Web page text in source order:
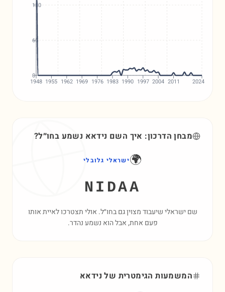
1948 1955 1962 1969 1976 1983 1990 1997 2004 2011 2024
0
65
130
מבחן הדרכון: איך השם נידאא נשמע בחו״ל?
🌍ישראלי גלובלי
NIDAA
שם ישראלי שיעבוד מצוין גם בחו״ל. אולי תצטרכו לאיית אותו
פעם אחת, אבל הוא נשמע נהדר.
המשמעות הגימטרית של נידאא